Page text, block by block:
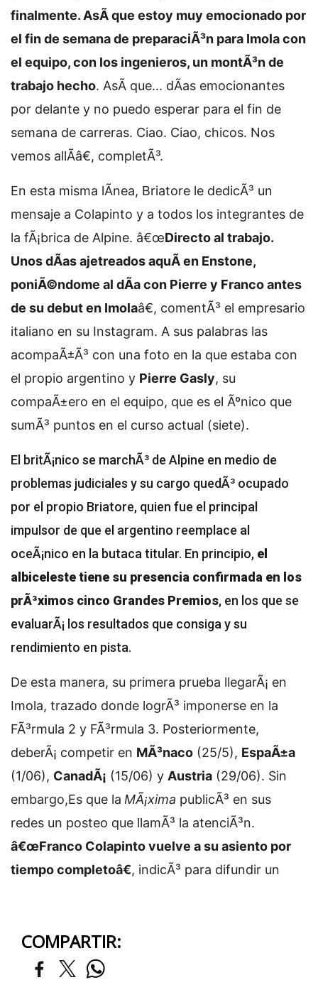
finalmente. AsÃ­ que estoy muy emocionado por
el fin de semana de preparaciÃ³n para Imola con
el equipo, con los ingenieros, un montÃ³n de
trabajo hecho. AsÃ­ que... dÃ­as emocionantes
por delante y no puedo esperar para el fin de
semana de carreras. Ciao. Ciao, chicos. Nos
vemos allÃ­â€, completÃ³.
En esta misma lÃ­nea, Briatore le dedicÃ³ un
mensaje a Colapinto y a todos los integrantes de
la fÃ¡brica de Alpine. â€œDirecto al trabajo.
Unos dÃ­as ajetreados aquÃ­ en Enstone,
poniÃ©ndome al dÃ­a con Pierre y Franco antes
de su debut en Imolaâ€, comentÃ³ el empresario
italiano en su Instagram. A sus palabras las
acompaÃ±Ã³ con una foto en la que estaba con
el propio argentino y Pierre Gasly, su
compaÃ±ero en el equipo, que es el Ãºnico que
sumÃ³ puntos en el curso actual (siete).
El britÃ¡nico se marchÃ³ de Alpine en medio de
problemas judiciales y su cargo quedÃ³ ocupado
por el propio Briatore, quien fue el principal
impulsor de que el argentino reemplace al
oceÃ¡nico en la butaca titular. En principio, el
albiceleste tiene su presencia confirmada en los
prÃ³ximos cinco Grandes Premios, en los que se
evaluarÃ¡ los resultados que consiga y su
rendimiento en pista.
De esta manera, su primera prueba llegarÃ¡ en
Imola, trazado donde logrÃ³ imponerse en la
FÃ³rmula 2 y FÃ³rmula 3. Posteriormente,
deberÃ¡ competir en MÃ³naco (25/5), EspaÃ±a
(1/06), CanadÃ¡ (15/06) y Austria (29/06). Sin
embargo,Es que la MÃ¡xima publicÃ³ en sus
redes un posteo que llamÃ³ la atenciÃ³n.
â€œFranco Colapinto vuelve a su asiento por
tiempo completoâ€, indicÃ³ para difundir un
COMPARTIR: